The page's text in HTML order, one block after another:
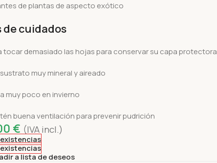
de plantas de aspecto exótico
de cuidados
tocar demasiado las hojas para conservar su capa protectora
muy mineral y aireado
muy poco en invierno
buena ventilación para prevenir pudrición
€ (IVA incl.)
a lista de deseos